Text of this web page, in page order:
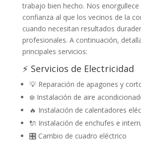
trabajo bien hecho. Nos enorgullece
confianza al que los vecinos de la
cuando necesitan resultados
profesionales. A continuación,
principales servicios:
⚡ Servicios de Electricidad
💡 Reparación de apagones y
❄️ Instalación de aire
🔥 Instalación de calentadores
🔌 Instalación de enchufes e
🎛️ Cambio de cuadro eléctrico